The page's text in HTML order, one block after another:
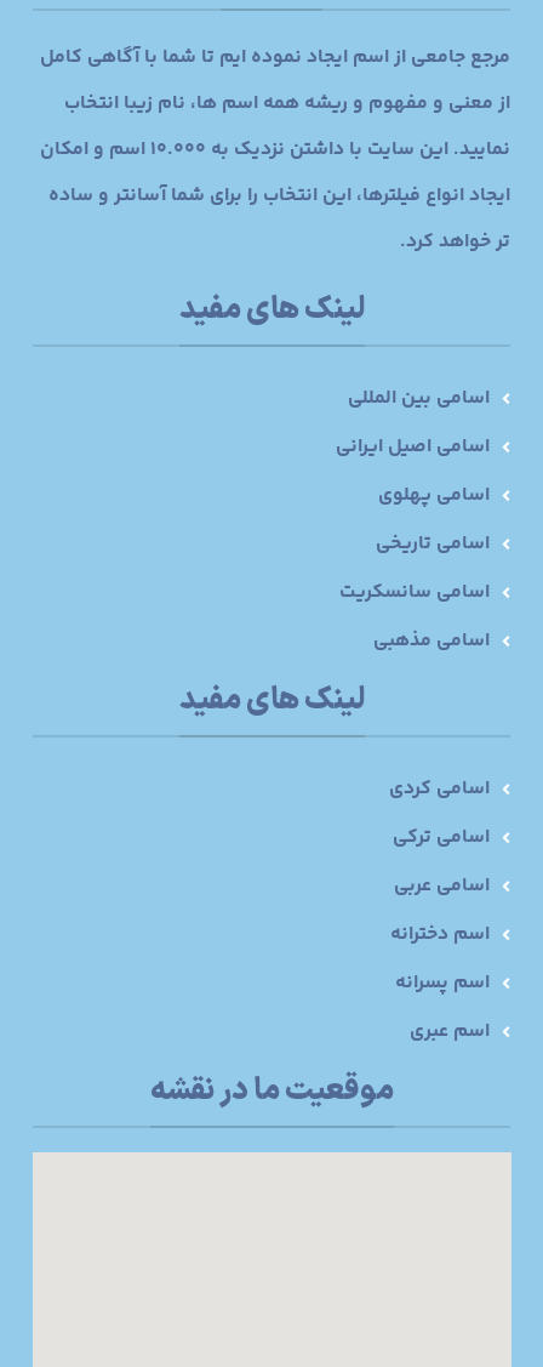
مرجع جامعی از اسم ایجاد نموده ایم تا شما با آگاهی کامل
از معنی و مفهوم و ریشه همه اسم ها، نام زیبا انتخاب
نمایید. این سایت با داشتن نزدیک به 10.000 اسم و امکان
ایجاد انواع فیلترها، این انتخاب را برای شما آسانتر و ساده
تر خواهد کرد.
لینک های مفید
اسامی بین المللی
اسامی اصیل ایرانی
اسامی پهلوی
اسامی تاریخی
اسامی سانسکریت
اسامی مذهبی
لینک های مفید
اسامی کردی
اسامی ترکی
اسامی عربی
اسم دخترانه
اسم پسرانه
اسم عبری
موقعیت ما در نقشه